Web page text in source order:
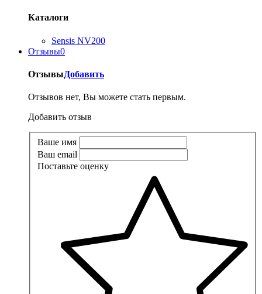
Каталоги
Sensis NV200
Отзывы0
ОтзывыДобавить
Отзывов нет, Вы можете стать первым.
Добавить отзыв
Ваше имя
Ваш email
Поставьте оценку